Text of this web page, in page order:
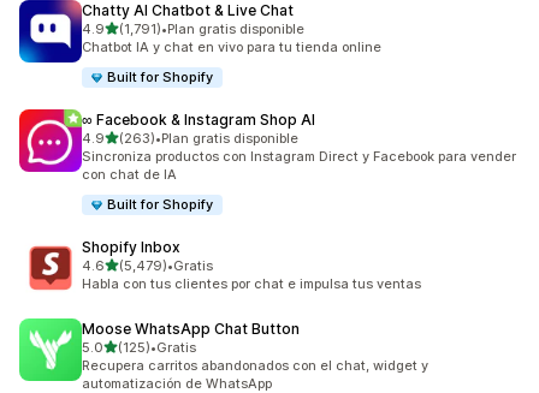
Chatty AI Chatbot & Live Chat
4.9de 5 estrellas
(1,791)
1791 reseñas en total
•Plan gratis disponible
Chatbot IA y chat en vivo para tu tienda online
Built for Shopify
∞ Facebook & Instagram Shop AI
4.9de 5 estrellas
(263)
263 reseñas en total
•Plan gratis disponible
Sincroniza productos con Instagram Direct y Facebook para vender
con chat de IA
Built for Shopify
Shopify Inbox
4.6de 5 estrellas
(5,479)
5479 reseñas en total
•Gratis
Habla con tus clientes por chat e impulsa tus ventas
Moose WhatsApp Chat Button
5.0de 5 estrellas
(125)
125 reseñas en total
•Gratis
Recupera carritos abandonados con el chat, widget y
automatización de WhatsApp